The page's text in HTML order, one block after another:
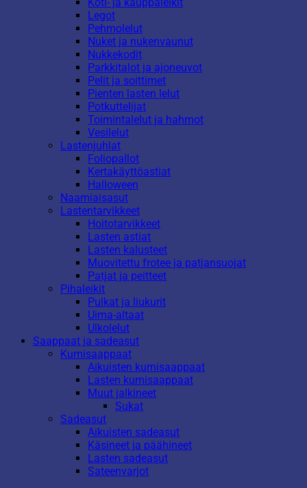
Legot
Pehmolelut
Nuket ja nukenvaunut
Nukkekodit
Parkkitalot ja ajoneuvot
Pelit ja soittimet
Pienten lasten lelut
Potkuttelijat
Toimintalelut ja hahmot
Vesilelut
Lastenjuhlat
Foliopallot
Kertakäyttöastiat
Halloween
Naamiaisasut
Lastentarvikkeet
Hoitotarvikkeet
Lasten astiat
Lasten kalusteet
Muovitettu frotee ja patjansuojat
Patjat ja peitteet
Pihaleikit
Pulkat ja liukurit
Uima-altaat
Ulkolelut
Saappaat ja sadeasut
Kumisaappaat
Aikuisten kumisaappaat
Lasten kumisaappaat
Muut jalkineet
Sukat
Sadeasut
Aikuisten sadeasut
Käsineet ja päähineet
Lasten sadeasut
Sateenvarjot